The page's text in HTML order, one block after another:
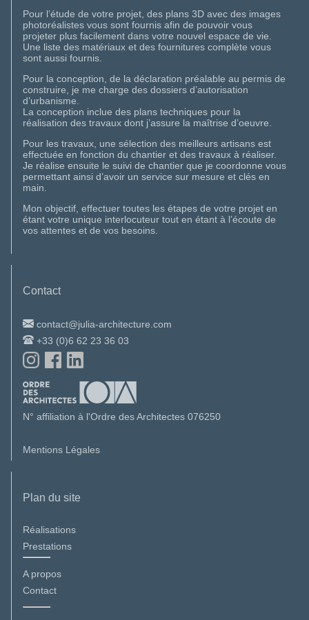
Pour l’étude de votre projet, des plans 3D avec des images
photoréalistes vous sont fournis afin de pouvoir vous
projeter plus facilement dans votre nouvel espace de vie.
Une liste des matériaux et des fournitures complète vous
sont aussi fournis.
Pour la conception, de la déclaration préalable au permis de
construire, je me charge des dossiers d’autorisation
d’urbanisme.
La conception inclue des plans techniques pour la
réalisation des travaux dont j’assure la maîtrise d’oeuvre.
Pour les travaux, une sélection des meilleurs artisans est
effectuée en fonction du chantier et des travaux à réaliser.
Je réalise ensuite le suivi de chantier que je coordonne vous
permettant ainsi d’avoir un service sur mesure et clés en
main.
Mon objectif, effectuer toutes les étapes de votre projet en
étant votre unique interlocuteur tout en étant à l’écoute de
vos attentes et de vos besoins.
Contact
contact@julia-architecture.com
+33 (0)6 62 23 36 03
N° affiliation à l'Ordre des Architectes 076250
Mentions Légales
Plan du site
Réalisations
Prestations
A propos
Contact